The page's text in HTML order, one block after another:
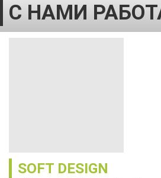
С НАМИ
SOFT DESIGN